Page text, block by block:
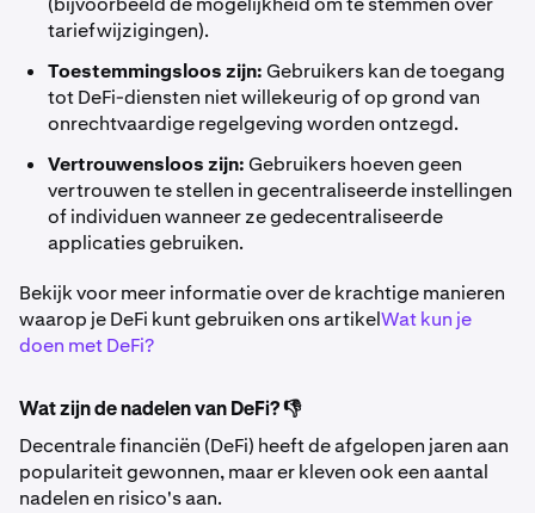
tariefwijzigingen).
Toestemmingsloos zijn:Gebruikers kan de toegang
tot DeFi-diensten niet willekeurig of op grond van
onrechtvaardige regelgeving worden ontzegd.
Vertrouwensloos zijn:Gebruikers hoeven geen
vertrouwen te stellen in gecentraliseerde instellingen
of individuen wanneer ze gedecentraliseerde
applicaties gebruiken.
Bekijk voor meer informatie over de krachtige manieren
waarop je DeFi kunt gebruiken ons artikelWat kun je
doen met DeFi?
Wat zijn de nadelen van DeFi? 👎
Decentrale financiën (DeFi) heeft de afgelopen jaren aan
populariteit gewonnen, maar er kleven ook een aantal
nadelen en risico's aan.